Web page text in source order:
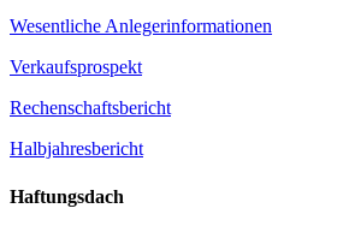
Wesentliche Anlegerinformationen
Verkaufsprospekt
Rechenschaftsbericht
Halbjahresbericht
Haftungsdach